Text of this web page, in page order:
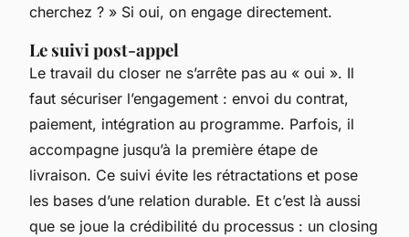
cherchez ? » Si oui, on engage directement.
Le suivi post-appel
Le travail du closer ne s’arrête pas au « oui ». Il
faut sécuriser l’engagement : envoi du contrat,
paiement, intégration au programme. Parfois, il
accompagne jusqu’à la première étape de
livraison. Ce suivi évite les rétractations et pose
les bases d’une relation durable. Et c’est là aussi
que se joue la crédibilité du processus : un closing